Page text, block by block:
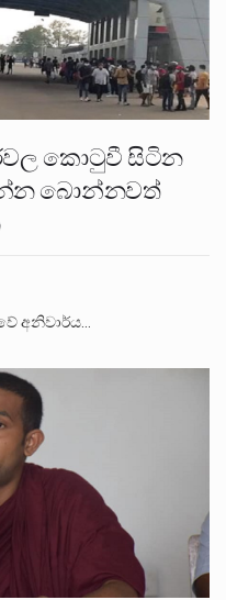
කොටුවී සිටින
බොන්නවත්
අනිවාර්ය…